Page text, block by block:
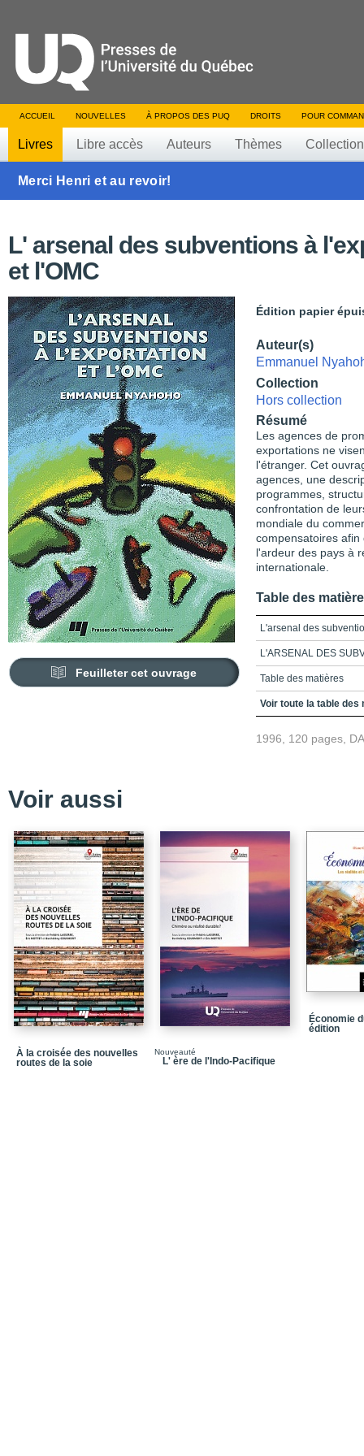
ACCUEIL NOUVELLES À PROPOS DES PUQ DROITS POUR
Livres Libre accès Auteurs Thèmes
Merci Henri et au revoir!
L' arsenal des subventions à
et l'OMC
Feuilleter cet ouvrage
Édition papier
Auteur(s)
Emmanuel
Collection
Hors collection
Résumé
Les agences de
exportations ne
l'étranger. Cet
agences, une
programmes,
confrontation de
mondiale du
compensatoires
l'ardeur des pays à
internationale.
Table des
L'arsenal des
L'ARSENAL DES
Table des matières
Liste des tableaux
Chapitre 3_L'accord
compensatoires
Bibliographie
Voir toute la table des
1996, 120 pages,
Voir aussi
À la croisée des nouvelles
routes de la soie
Nouveauté
L' ère de l'Indo-Pacifique
Économie
édition